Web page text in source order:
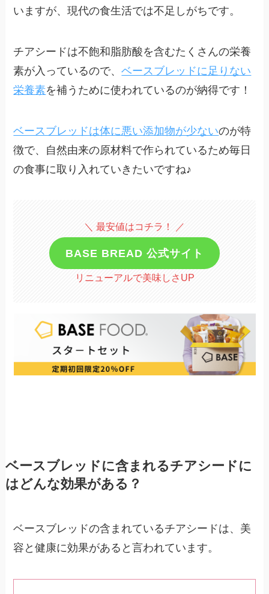
いますが、現代の食生活では不足しがちです。
チアシードは不飽和脂肪酸を含むたくさんの栄養
素が入っているので、ベースブレッドに足りない
栄養素を補うために使われているのが納得です！
ベースブレッドは体に悪い添加物が少ないのが特
徴で、自然由来の原材料で作られているため毎日
の食事に取り入れていきたいですね♪
＼ 最安値はコチラ！ ／
BASE BREAD 公式サイト
リニューアルで美味しさUP
ベースブレッドに含まれるチアシードに
はどんな効果がある？
ベースブレッドの含まれているチアシードは、美
容と健康に効果があると言われています。